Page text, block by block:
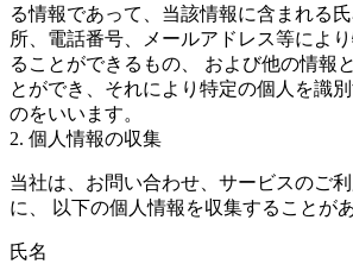
る情報であって、当該情報に含まれる
所、電話番号、メールアドレス等によ
ることができるもの、 および他の情報
とができ、それにより特定の個人を識
のをいいます。
2. 個人情報の収集
当社は、お問い合わせ、サービスのご
に、 以下の個人情報を収集することが
氏名